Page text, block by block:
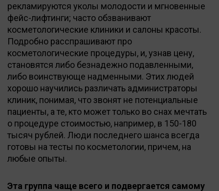
рекламируются уколы молодости и мгновенные
фейс-лифтинги; часто обзванивают
косметологические клиники и салоны красоты.
Подробно расспрашивают про
косметологические процедуры, и, узнав цену,
становятся либо безнадежно подавленными,
либо воинствующе надменными. Этих людей
хорошо научились различать администраторы
клиник, понимая, что звонят не потенциальные
пациенты, а те, кто может только во снах мечтать
о процедуре стоимостью, например, в 150-180
тысяч рублей. Люди последнего шанса всегда
готовы на тесты по косметологии, причем, на
любые опыты.
Эта группа чаще всего и подвергается самому